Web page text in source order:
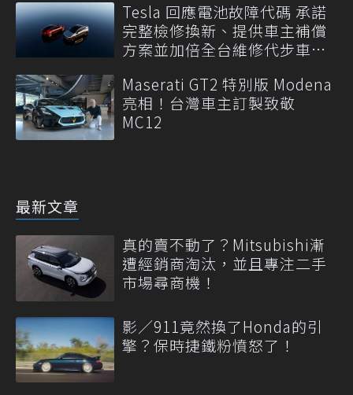
Tesla 回應電池故障代碼 承諾
完整檢修換新、提供車主補償
方案並加倍全台維修代步車數
Maserati GT2 特別版 Modena
亮相！台灣車主訂製致敬
MC12
最新文章
真的賣不動了？Mitsubishi漸
遭經銷商淘汰，並且專注二手
市場尋商機！
影／911竟然換了Honda的引
擎？保時捷鐵粉憤怒了！